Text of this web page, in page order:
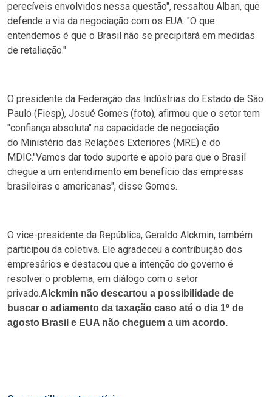
perecíveis envolvidos nessa questão", ressaltou Alban, que
defende a via da negociação com os EUA. "O que
entendemos é que o Brasil não se precipitará em medidas
de retaliação."
O presidente da Federação das Indústrias do Estado de São
Paulo (Fiesp), Josué Gomes (foto), afirmou que o setor tem
"confiança absoluta" na capacidade de negociação
do Ministério das Relações Exteriores (MRE) e do
MDIC."Vamos dar todo suporte e apoio para que o Brasil
chegue a um entendimento em benefício das empresas
brasileiras e americanas", disse Gomes.
O vice-presidente da República, Geraldo Alckmin, também
participou da coletiva. Ele agradeceu a contribuição dos
empresários e destacou que a intenção do governo é
resolver o problema, em diálogo com o setor
privado.Alckmin não descartou a possibilidade de
buscar o adiamento da taxação caso até o dia 1º de
agosto Brasil e EUA não cheguem a um acordo.